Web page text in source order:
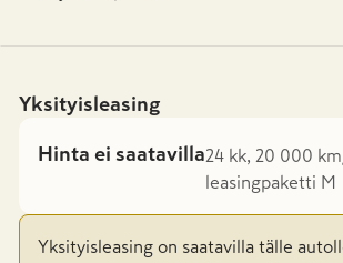
Yksityisleasing
Hinta ei saatavilla24 kk, 20 000
leasingpaketti M
Yksityisleasing on saatavilla tälle